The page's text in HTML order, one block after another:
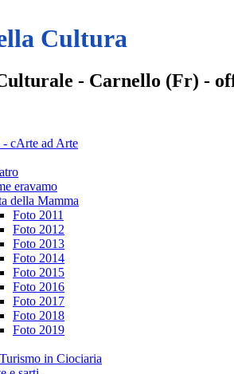
Cultura
- Carnello (Fr) -
- cArte ad Arte
eravamo
della Mamma
Foto 2011
Foto 2012
Foto 2013
Foto 2014
Foto 2015
Foto 2016
Foto 2017
Foto 2018
Foto 2019
in Ciociaria